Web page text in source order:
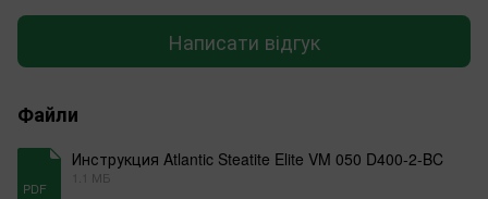
Написати відгук
Файли
PDF
Инструкция Atlantic Steatite Elite VM 050 D400-2-BC
1.1 МБ